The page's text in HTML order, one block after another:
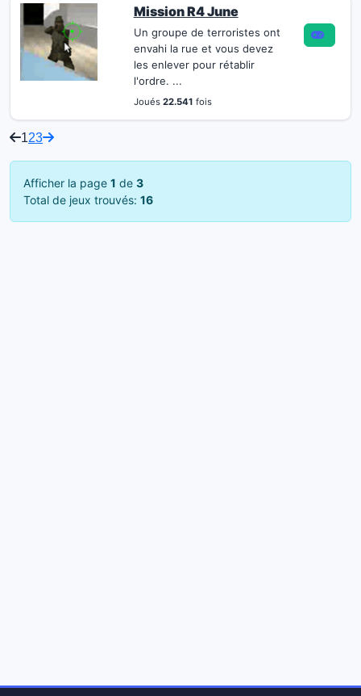
Mission R4 June
Un groupe de terroristes ont
envahi la rue et vous devez
les enlever pour rétablir
l'ordre. ...
Joués 22.541 fois
123
Afficher la page 1 de 3
Total de jeux trouvés: 16